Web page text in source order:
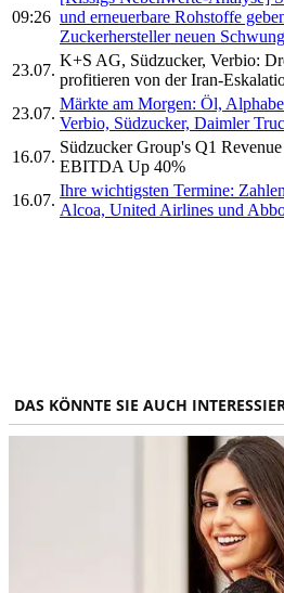
09:26 und erneuerbare Rohstoffe
Zuckerhersteller neuen Schwung
23.07.
K+S AG, Südzucker, Verbio:
profitieren von der Iran-
23.07.
Märkte am Morgen: Öl,
Verbio, Südzucker, Daimler
16.07.
Südzucker Group's Q1
EBITDA Up 40%
16.07.
Ihre wichtigsten Termine:
Alcoa, United Airlines und